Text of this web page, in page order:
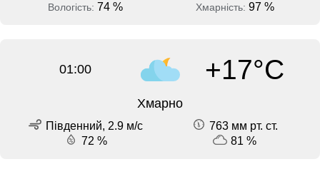
Вологість: 74 % Хмарність: 97 %
01:00 +17°C
Хмарно
Південний, 2.9 м/с
763 мм рт. ст.
72 %
81 %